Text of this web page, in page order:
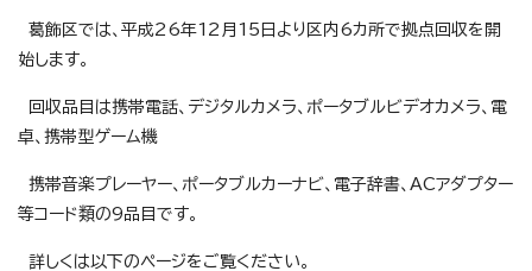
葛飾区では、平成26年12月15日より区内6カ所で拠点回収を開
始します。
回収品目は携帯電話、デジタルカメラ、ポータブルビデオカメラ、電
卓、携帯型ゲーム機
携帯音楽プレーヤー、ポータブルカーナビ、電子辞書、ACアダプター
等コード類の9品目です。
詳しくは以下のページをご覧ください。